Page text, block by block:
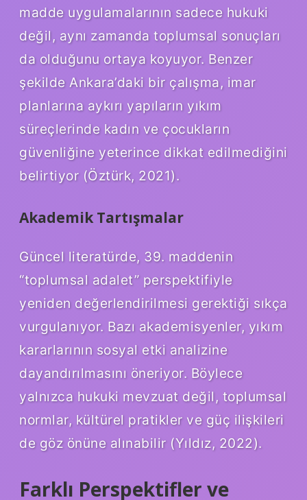
madde uygulamalarının sadece hukuki
değil, aynı zamanda toplumsal sonuçları
da olduğunu ortaya koyuyor. Benzer
şekilde Ankara’daki bir çalışma, imar
planlarına aykırı yapıların yıkım
süreçlerinde kadın ve çocukların
güvenliğine yeterince dikkat edilmediğini
belirtiyor (Öztürk, 2021).
Akademik Tartışmalar
Güncel literatürde, 39. maddenin
“toplumsal adalet” perspektifiyle
yeniden değerlendirilmesi gerektiği sıkça
vurgulanıyor. Bazı akademisyenler, yıkım
kararlarının sosyal etki analizine
dayandırılmasını öneriyor. Böylece
yalnızca hukuki mevzuat değil, toplumsal
normlar, kültürel pratikler ve güç ilişkileri
de göz önüne alınabilir (Yıldız, 2022).
Farklı Perspektifler ve